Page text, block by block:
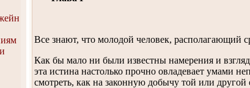
Все знают, что молодой человек, располагающий
Как бы мало ни были известны намерения и
эта истина настолько прочно овладевает умами
смотреть, как на законную добычу той или другой